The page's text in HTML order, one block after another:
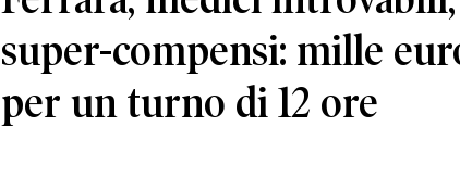
super-compensi: mille
per un turno di 12 ore